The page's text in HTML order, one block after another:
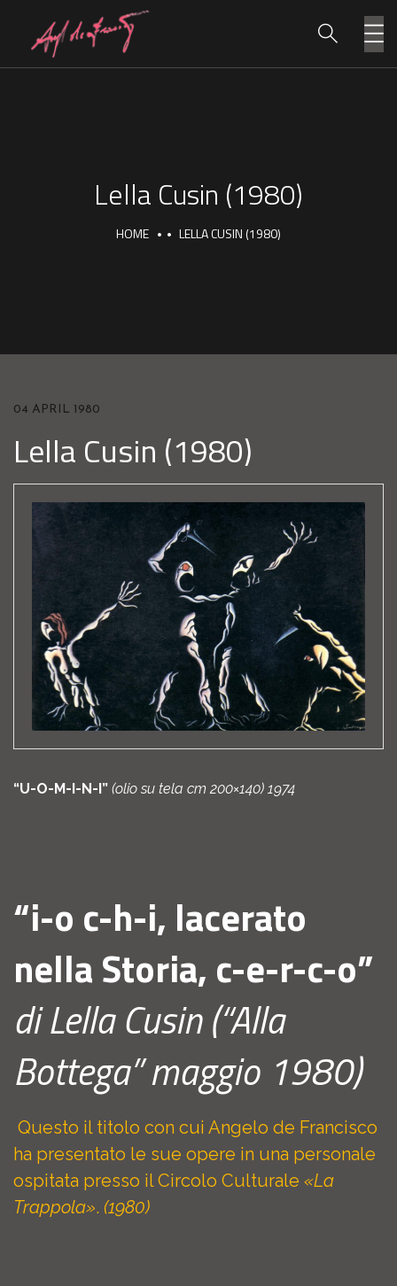
Lella Cusin (1980)
HOME LELLA CUSIN (1980)
04 APRIL 1980
Lella Cusin (1980)
“U-O-M-I-N-I” (olio su tela cm 200×140) 1974
“i-o c-h-i, lacerato
nella Storia, c-e-r-c-o”
di Lella Cusin(“Alla
Bottega” maggio 1980)
Questo il titolo con cui Angelo de Francisco
ha presentato le sue opere in una personale
ospitata presso il Circolo Culturale «La
Trappola». (1980)